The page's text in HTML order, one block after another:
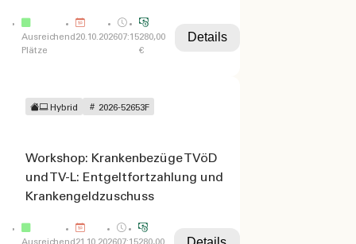
Ausreichend
Plätze
20.10.202607:15280,00
€
Details
Hybrid 2026-52653F
Workshop: Krankenbezüge TVöD
und TV-L: Entgeltfortzahlung und
Krankengeldzuschuss